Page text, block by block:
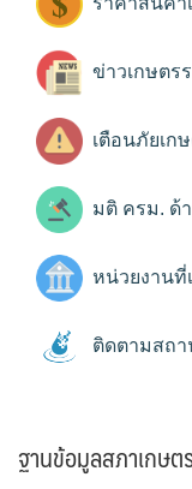
ข่าวเกษตร
เตือนภัยเก
มติ ครม. ด้
หน่วยงานที่
ติดตามสถ
ฐานข้อมูลสภาเกษ